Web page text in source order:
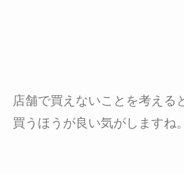
店舗で買えないことを考える
買うほうが良い気がしますね。